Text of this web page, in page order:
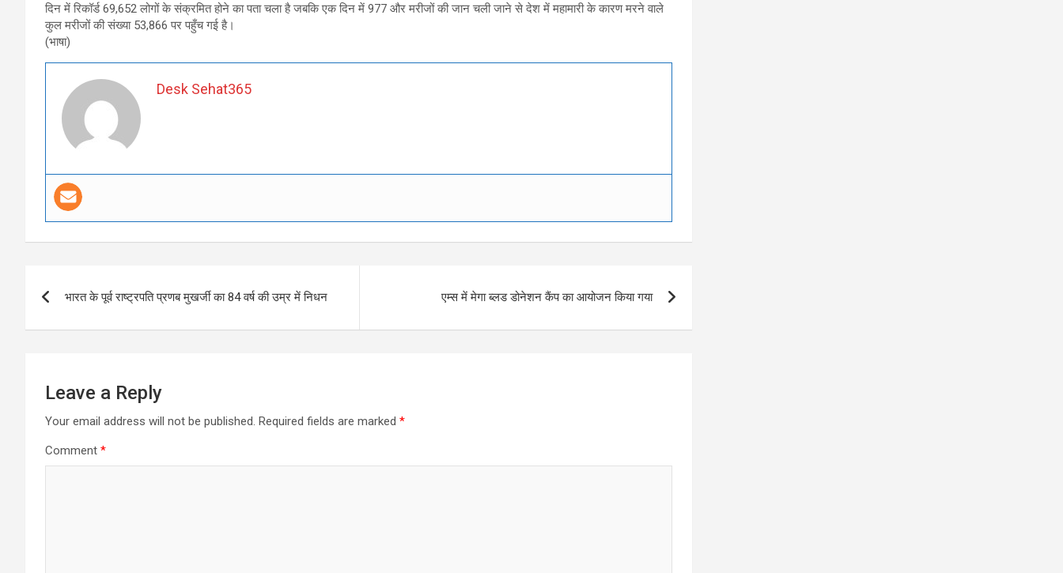
दिन में रिकॉर्ड 69,652 लोगों के संक्रमित होने का पता चला है जबकि एक दिन में 977 और मरीजों की जान चली जाने से देश में महामारी के कारण मरने वाले
कुल मरीजों की संख्या 53,866 पर पहुँच गई है।
(भाषा)
Desk Sehat365
navigation
भारत के पूर्व राष्ट्रपति प्रणब मुखर्जी का 84 वर्ष की उम्र में निधन एम्स में मेगा ब्लड डोनेशन कैंप का आयोजन किया गया
Leave a Reply
Your email address will not be published. Required fields are marked *
Comment *